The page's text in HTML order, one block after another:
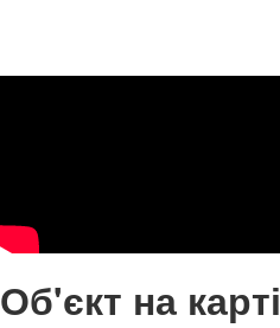
Об'єкт на карті